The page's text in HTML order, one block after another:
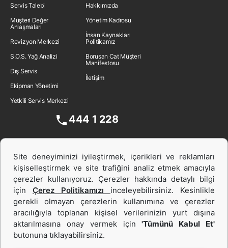
Servis Talebi
Müşteri Değer
Anlaşmaları
Revizyon Merkezi
S.O.S. Yağ Analizi
Dış Servis
Ekipman Yönetimi
Yetkili Servis Merkezi
Hakkımızda
Yönetim Kadrosu
İnsan Kaynakları
Politikamız
Borusan Cat Müşteri
Manifestosu
İletişim
444 1 228
İş Makinası ve Güç Sistemleri
İkinci el ve Kiralama
Site deneyiminizi iyileştirmek, içerikleri ve reklamları
kişiselleştirmek ve site trafiğini analiz etmek amacıyla
çerezler kullanıyoruz. Çerezler hakkında detaylı bilgi
için Çerez Politikamızı inceleyebilirsiniz. Kesinlikle
gerekli olmayan çerezlerin kullanımına ve çerezler
aracılığıyla toplanan kişisel verilerinizin yurt dışına
aktarılmasına onay vermek için'Tümünü Kabul Et'
butonuna tıklayabilirsiniz.